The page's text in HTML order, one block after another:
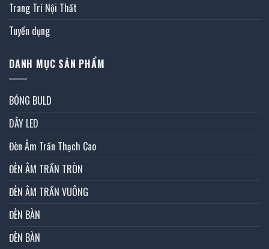
Trang Trí Nội Thất
Tuyển dụng
DANH MỤC SẢN PHẨM
BÓNG BULD
DÂY LED
Đèn Âm Trần Thạch Cao
ĐÈN ÂM TRẦN TRÒN
ĐÈN ÂM TRẦN VUÔNG
ĐÈN BÀN
ĐÈN BÀN